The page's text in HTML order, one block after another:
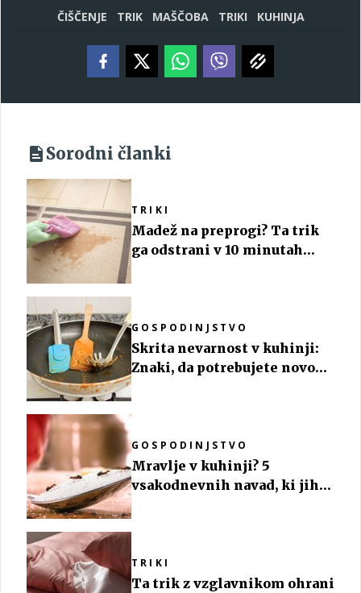
ČIŠČENJE TRIK MAŠČOBA TRIKI KUHINJA
Sorodni članki
TRIKI
Madež na preprogi? Ta trik
ga odstrani v 10 minutah
GOSPODINJSTVO
Skrita nevarnost v kuhinji:
Znaki, da potrebujete novo
GOSPODINJSTVO
Mravlje v kuhinji? 5
vsakodnevnih navad, ki jih
TRIKI
Ta trik z vzglavnikom ohrani